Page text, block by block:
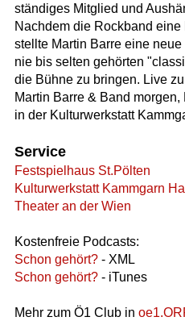
ständiges Mitglied und
Nachdem die Rockband
stellte Martin Barre eine
nie bis selten gehörten
die Bühne zu bringen. Live
Martin Barre & Band
in der Kulturwerkstatt
Service
Festspielhaus St.Pölten
Kulturwerkstatt Kammgarn
Theater an der Wien
Kostenfreie Podcasts:
Schon gehört? - XML
Schon gehört? - iTunes
Mehr zum Ö1 Club in